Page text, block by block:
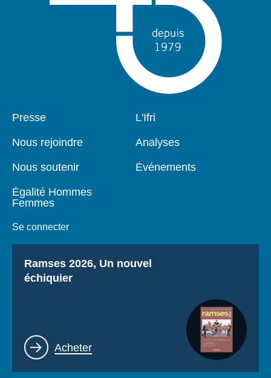
Pied
Presse
Nous rejoindre
Nous soutenir
Égalité Hommes
Femmes
Se connecter
Navigation
L'Ifri
Analyses
Événements
Titre
Ramses 2026, Un nouvel
échiquier
Lien
Acheter